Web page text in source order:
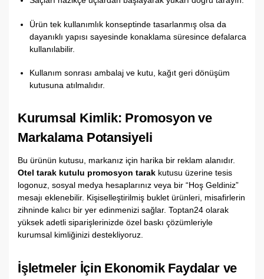
Ürün tek kullanımlık konseptinde tasarlanmış olsa da
dayanıklı yapısı sayesinde konaklama süresince defalarca
kullanılabilir.
Kullanım sonrası ambalaj ve kutu,
kağıt geri dönüşüm
kutusuna atılmalıdır.
Kurumsal Kimlik: Promosyon ve
Markalama Potansiyeli
Bu ürünün kutusu, markanız için harika bir reklam alanıdır.
Otel tarak kutulu promosyon tarak kutusu üzerine tesis
logonuz, sosyal medya hesaplarınız veya bir “Hoş Geldiniz”
mesajı eklenebilir. Kişiselleştirilmiş buklet ürünleri, misafirlerin
zihninde kalıcı bir yer edinmenizi sağlar. Toptan24 olarak
yüksek adetli siparişlerinizde özel baskı çözümleriyle
kurumsal kimliğinizi destekliyoruz.
İşletmeler İçin Ekonomik Faydalar ve